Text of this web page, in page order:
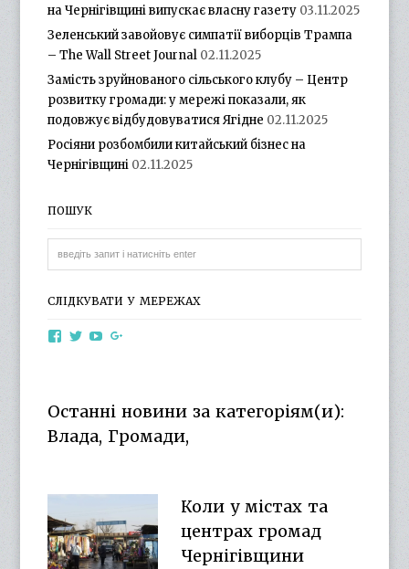
на Чернігівщині випускає власну газету 03.11.2025
Зеленський завойовує симпатії виборців Трампа
– The Wall Street Journal 02.11.2025
Замість зруйнованого сільського клубу – Центр
розвитку громади: у мережі показали, як
подовжує відбудовуватися Ягідне 02.11.2025
Росіяни розбомбили китайський бізнес на
Чернігівщині 02.11.2025
ПОШУК
СЛІДКУВАТИ У МЕРЕЖАХ
ViewViewView
YouTube
Останні новини за категоріям(и):
Влада, Громади,
Коли у містах та
центрах громад
Чернігівщини